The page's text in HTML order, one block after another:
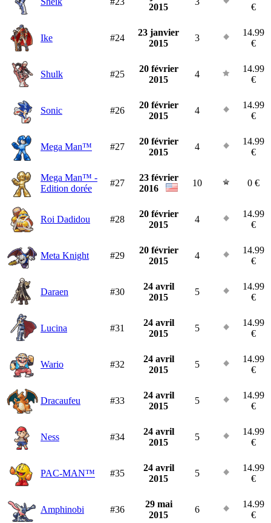
2015
€
Ike #24
23 janvier
2015
3
14.99
€
Shulk #25
20 février
2015
4
14.99
€
Sonic #26
20 février
2015
4
14.99
€
Mega Man™ #27
20 février
2015
4
14.99
€
Mega Man™ -
Edition dorée
#27
23 février
2016
10 0 €
Roi Dadidou #28
20 février
2015
4
14.99
€
Meta Knight #29
20 février
2015
4
14.99
€
Daraen #30
24 avril
2015
5
14.99
€
Lucina #31
24 avril
2015
5
14.99
€
Wario #32
24 avril
2015
5
14.99
€
Dracaufeu #33
24 avril
2015
5
14.99
€
Ness #34
24 avril
2015
5
14.99
€
PAC-MAN™ #35
24 avril
2015
5
14.99
€
Amphinobi #36
29 mai
2015
6
14.99
€